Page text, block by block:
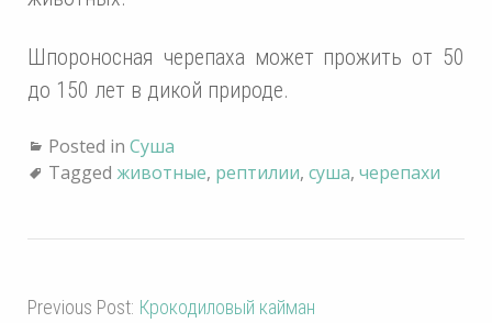
Шпороносная черепаха может прожить от 50
до 150 лет в дикой природе.
Posted in Суша
Tagged животные, рептилии, суша, черепахи
Previous Post: Крокодиловый кайман